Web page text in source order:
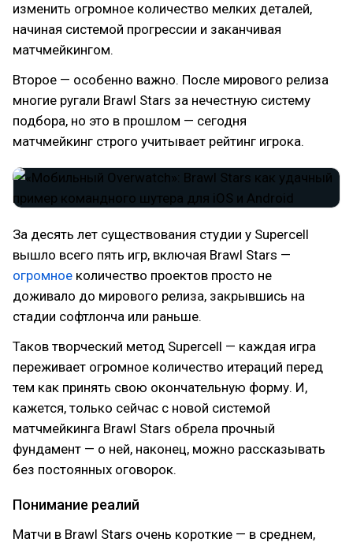
изменить огромное количество мелких деталей,
начиная системой прогрессии и заканчивая
матчмейкингом.
Второе — особенно важно. После мирового релиза
многие ругали Brawl Stars за нечестную систему
подбора, но это в прошлом — сегодня
матчмейкинг строго учитывает рейтинг игрока.
За десять лет существования студии у Supercell
вышло всего пять игр, включая Brawl Stars —
огромное количество проектов просто не
доживало до мирового релиза, закрывшись на
стадии софтлонча или раньше.
Таков творческий метод Supercell — каждая игра
переживает огромное количество итераций перед
тем как принять свою окончательную форму. И,
кажется, только сейчас с новой системой
матчмейкинга Brawl Stars обрела прочный
фундамент — о ней, наконец, можно рассказывать
без постоянных оговорок.
Понимание реалий
Матчи в Brawl Stars очень короткие — в среднем,